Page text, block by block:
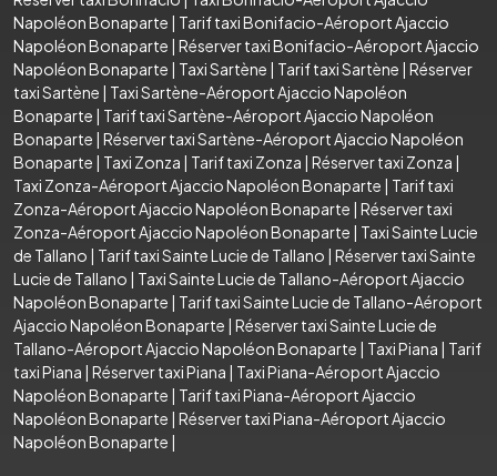
Napoléon Bonaparte | Tarif taxi Bonifacio-Aéroport Ajaccio
Napoléon Bonaparte | Réserver taxi Bonifacio-Aéroport Ajaccio
Napoléon Bonaparte | Taxi Sartène | Tarif taxi Sartène | Réserver
taxi Sartène | Taxi Sartène-Aéroport Ajaccio Napoléon
Bonaparte | Tarif taxi Sartène-Aéroport Ajaccio Napoléon
Bonaparte | Réserver taxi Sartène-Aéroport Ajaccio Napoléon
Bonaparte | Taxi Zonza | Tarif taxi Zonza | Réserver taxi Zonza |
Taxi Zonza-Aéroport Ajaccio Napoléon Bonaparte | Tarif taxi
Zonza-Aéroport Ajaccio Napoléon Bonaparte | Réserver taxi
Zonza-Aéroport Ajaccio Napoléon Bonaparte | Taxi Sainte Lucie
de Tallano | Tarif taxi Sainte Lucie de Tallano | Réserver taxi Sainte
Lucie de Tallano | Taxi Sainte Lucie de Tallano-Aéroport Ajaccio
Napoléon Bonaparte | Tarif taxi Sainte Lucie de Tallano-Aéroport
Ajaccio Napoléon Bonaparte | Réserver taxi Sainte Lucie de
Tallano-Aéroport Ajaccio Napoléon Bonaparte | Taxi Piana | Tarif
taxi Piana | Réserver taxi Piana | Taxi Piana-Aéroport Ajaccio
Napoléon Bonaparte | Tarif taxi Piana-Aéroport Ajaccio
Napoléon Bonaparte | Réserver taxi Piana-Aéroport Ajaccio
Napoléon Bonaparte |